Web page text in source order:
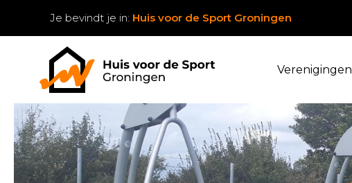
Je bevindt je in: Huis voor de Sport Groningen
Verenigingen